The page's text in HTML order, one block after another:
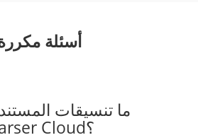
أسئلة
ما تنسيقات
GroupDocs.Parser Cloud؟